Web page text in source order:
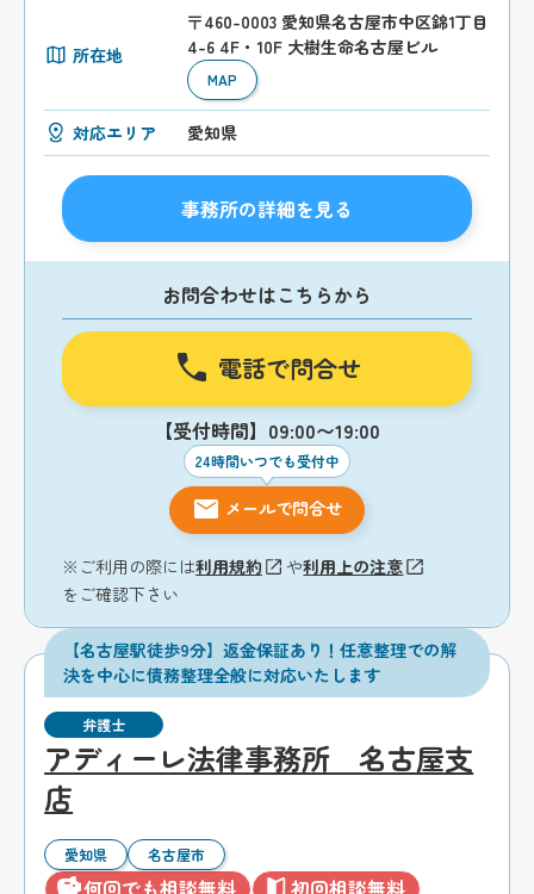
所在地
〒460-0003 愛知県名古屋市中区錦1丁目
4-6 4F・10F 大樹生命名古屋ビル
MAP
対応エリア 愛知県
事務所の詳細を見る
お問合わせはこちらから
電話で問合せ
【受付時間】09:00〜19:00
24時間いつでも受付中
メールで問合せ
※ご利用の際には利用規約 や利用上の注意
をご確認下さい
【名古屋駅徒歩9分】返金保証あり！任意整理での解
決を中心に債務整理全般に対応いたします
弁護士
アディーレ法律事務所 名古屋支
店
愛知県 名古屋市
何回でも相談無料 初回相談無料